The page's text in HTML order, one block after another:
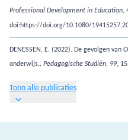
Professional Development in Education,
doi:https://doi.org/10.1080/
DENESSEN, E. (2022). De gevolgen van
onderwijs.. Pedagogische Studiën, 99,
Toon alle publicaties